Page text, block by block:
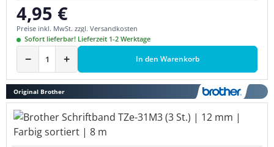
Regulärer Preis:
4,95 €
Preise inkl. MwSt. zzgl. Versandkosten
Sofort lieferbar! Lieferzeit 1-2 Werktage
− + In den Warenkorb
Original Brother